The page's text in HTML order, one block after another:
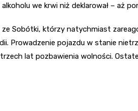
we krwi niż deklarował – aż
Sobótki, którzy natychmiast
Prowadzenie pojazdu w stanie
lat pozbawienia wolności.